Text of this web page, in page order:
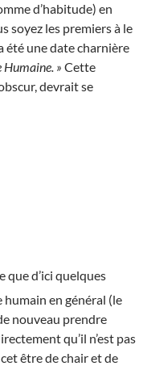
d’habitude) en
soyez les premiers à le
été une date charnière
Humaine. » Cette
devrait se
que d’ici quelques
humain en général (le
nouveau prendre
qu’il n’est pas
être de chair et de